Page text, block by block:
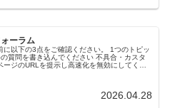
ーラム
に以下の3点をご確認ください。 1つのトピッ
質問を書き込んでください 不具合・カスタ
ージのURLを提示し高速化を無効にしてくだ
2026.04.28